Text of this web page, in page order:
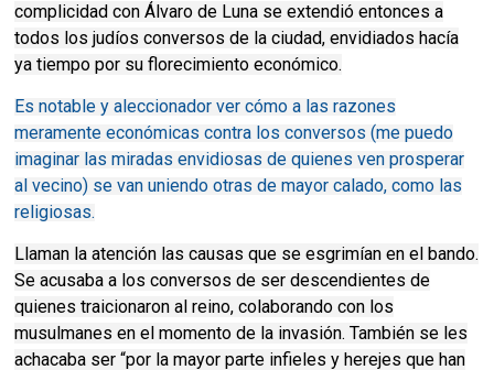
complicidad con Álvaro de Luna se extendió entonces a
todos los judíos conversos de la ciudad, envidiados hacía
ya tiempo por su florecimiento económico.
Es notable y aleccionador ver cómo a las razones
meramente económicas contra los conversos (me puedo
imaginar las miradas envidiosas de quienes ven prosperar
al vecino) se van uniendo otras de mayor calado, como las
religiosas.
Llaman la atención las causas que se esgrimían en el bando.
Se acusaba a los conversos de ser descendientes de
quienes traicionaron al reino, colaborando con los
musulmanes en el momento de la invasión. También se les
achacaba ser “por la mayor parte infieles y herejes que han